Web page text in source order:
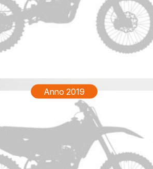
Anno 2019